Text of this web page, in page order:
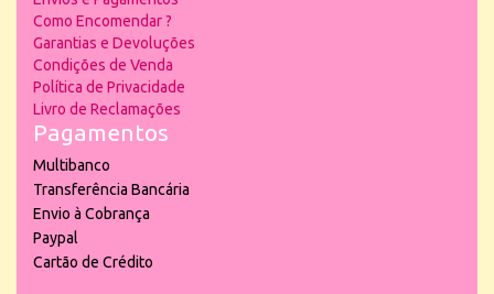
Como Encomendar ?
Garantias e Devoluções
Condições de Venda
Política de Privacidade
Livro de Reclamações
Pagamentos
Multibanco
Transferência Bancária
Envio à Cobrança
Paypal
Cartão de Crédito